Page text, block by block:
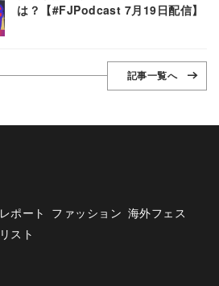
は？【#FJPodcast 7月19日配信】
記事一覧へ
レポート ファッション 海外フェス
リスト